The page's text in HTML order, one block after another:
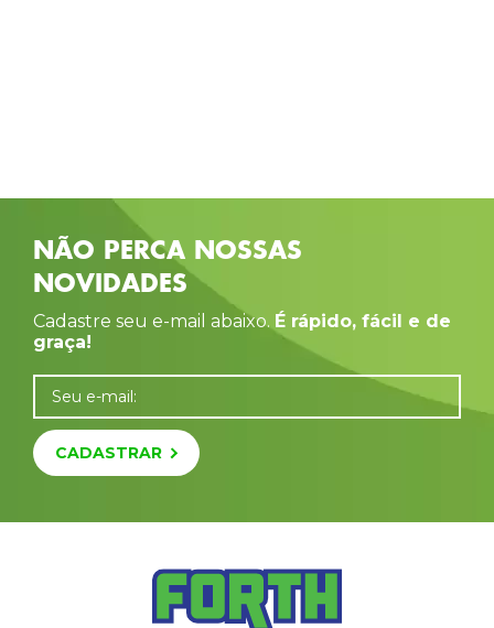
NÃO PERCA NOSSAS
NOVIDADES
Cadastre seu e-mail abaixo. É rápido, fácil e de
graça!
Seu e-mail:
CADASTRAR